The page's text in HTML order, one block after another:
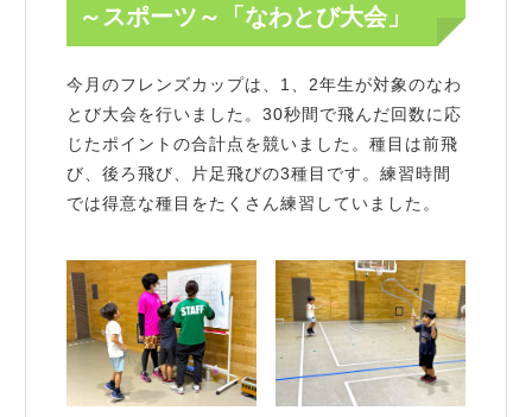
～スポーツ～「なわとび大会」
今月のフレンズカップは、1、2年生が対象のなわ
とび大会を行いました。30秒間で飛んだ回数に応
じたポイントの合計点を競いました。種目は前飛
び、後ろ飛び、片足飛びの3種目です。練習時間
では得意な種目をたくさん練習していました。